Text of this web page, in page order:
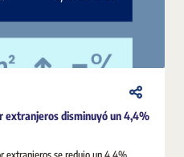
extranjeros disminuyó un 4,4%